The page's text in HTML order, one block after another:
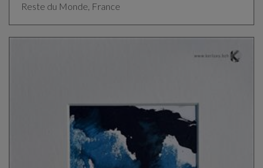
Reste du Monde, France